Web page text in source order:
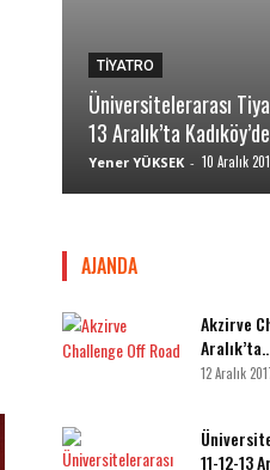
TİYATRO
Üniversitelerarası
13 Aralık’ta Kadıköy’de
Yener YÜKSEK - 10 Aralık
AJANDA
Akzirve
12 Aralık
11-12-13